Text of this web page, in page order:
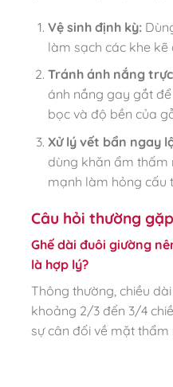
Vệ sinh định kỳ:
làm sạch các khe kẽ
Tránh ánh nắng
ánh nắng gay gắt
bọc và độ bền của
Xử lý vết bẩn ngay
dùng khăn ẩm thấm
mạnh làm hỏng cấu
Câu hỏi thường
Ghế dài đuôi giường
là hợp lý?
Thông thường, chiều
khoảng 2/3 đến 3/4
sự cân đối về mặt thẩm